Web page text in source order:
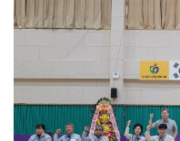
영암군, 군청 지상주차장 '
'살인 폭염' 장흥군, 축산농